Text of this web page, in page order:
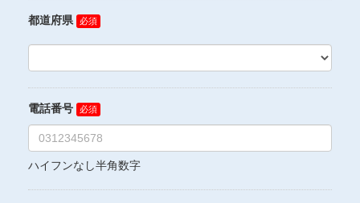
都道府県
電話番号
ハイフンなし半角数字